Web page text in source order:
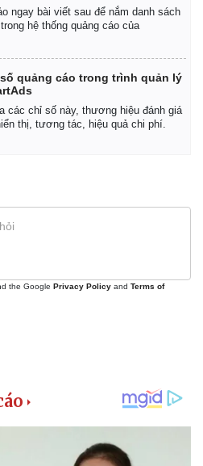
ngay bài viết sau để nắm danh sách
hệ thống quảng cáo của
quảng cáo trong trình quản lý
các chỉ số này, thương hiệu đánh giá
thị, tương tác, hiệu quả chi phí.
the Google Privacy Policy and Terms of